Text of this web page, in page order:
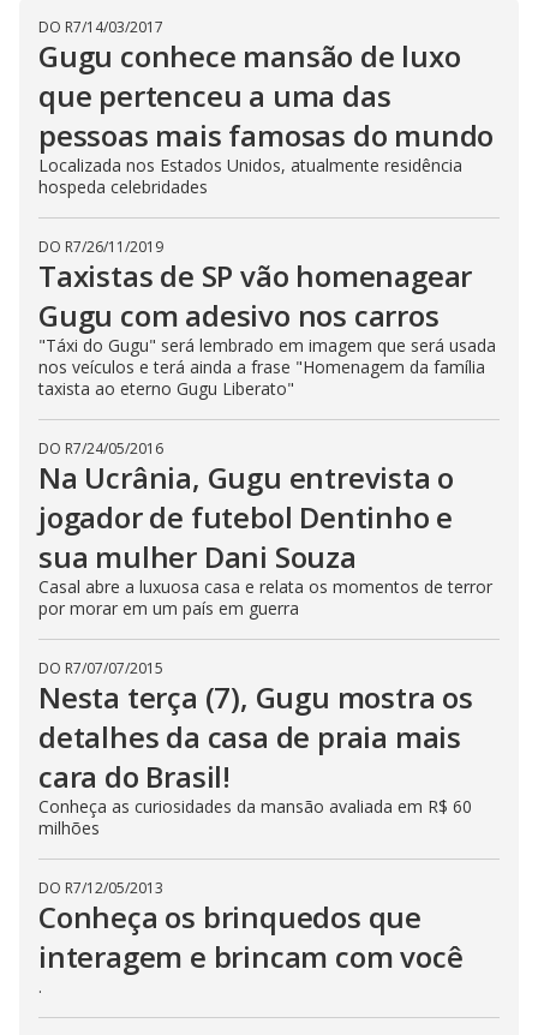
i
d
e
o
DO R7/14/03/2017
Gugu conhece mansão de luxo
que pertenceu a uma das
pessoas mais famosas do mundo
Localizada nos Estados Unidos, atualmente residência
hospeda celebridades
DO R7/26/11/2019
Taxistas de SP vão homenagear
Gugu com adesivo nos carros
"Táxi do Gugu" será lembrado em imagem que será usada
nos veículos e terá ainda a frase "Homenagem da família
taxista ao eterno Gugu Liberato"
DO R7/24/05/2016
Na Ucrânia, Gugu entrevista o
jogador de futebol Dentinho e
sua mulher Dani Souza
Casal abre a luxuosa casa e relata os momentos de terror
por morar em um país em guerra
DO R7/07/07/2015
Nesta terça (7), Gugu mostra os
detalhes da casa de praia mais
cara do Brasil!
Conheça as curiosidades da mansão avaliada em R$ 60
milhões
DO R7/12/05/2013
Conheça os brinquedos que
interagem e brincam com você
.